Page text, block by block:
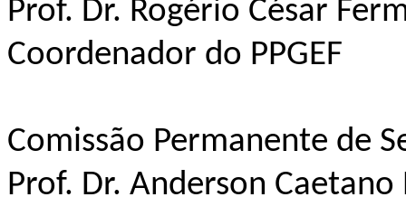
Prof. Dr. Rogério César
Coordenador do PPGEF
Comissão Permanente de
Prof. Dr. Anderson Caetano